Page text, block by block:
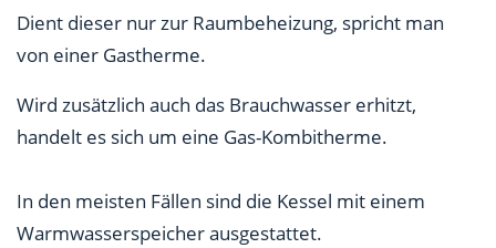
Dient dieser nur zur Raumbeheizung, spricht man
von einer Gastherme.
Wird zusätzlich auch das Brauchwasser erhitzt,
handelt es sich um eine Gas-Kombitherme.
In den meisten Fällen sind die Kessel mit einem
Warmwasserspeicher ausgestattet.